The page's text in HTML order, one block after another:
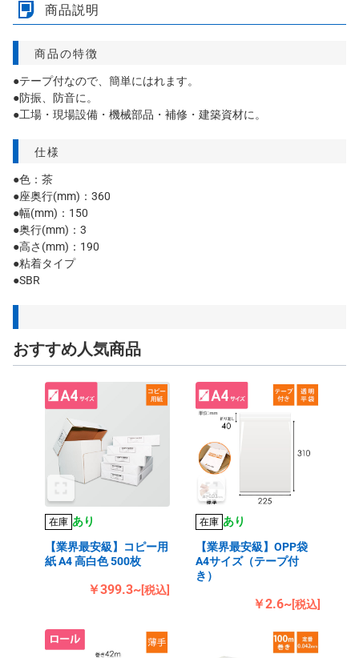
商品説明
商品の特徴
●テープ付なので、簡単にはれます。
●防振、防音に。
●工場・現場設備・機械部品・補修・建築資材に。
仕様
●色：茶
●座奥行(mm)：360
●幅(mm)：150
●奥行(mm)：3
●高さ(mm)：190
●粘着タイプ
●SBR
おすすめ人気商品
在庫 あり
【業界最安級】コピー用
紙 A4 高白色 500枚
￥399.3~[税込]
在庫 あり
【業界最安級】OPP袋
A4サイズ（テープ付
き）
￥2.6~[税込]